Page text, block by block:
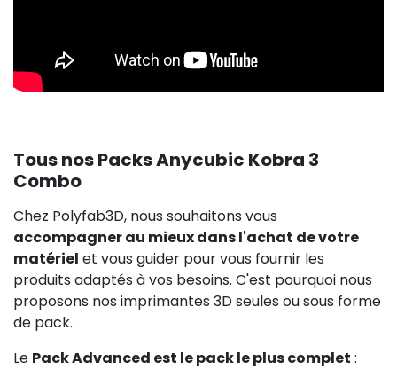
Tous nos Packs Anycubic Kobra 3
Combo
Chez Polyfab3D, nous souhaitons vous
accompagner au mieux dans l'achat de votre
matériel et vous guider pour vous fournir les
produits adaptés à vos besoins. C'est pourquoi nous
proposons nos imprimantes 3D seules ou sous forme
de pack.
Le Pack Advanced est le pack le plus complet :